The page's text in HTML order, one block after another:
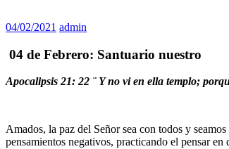
04/02/2021 admin
04 de Febrero: Santuario nuestro
Apocalipsis 21: 22 ¨ Y no vi en ella templo;
Amados, la paz del Señor sea con todos y
pensamientos negativos, practicando el pensar en